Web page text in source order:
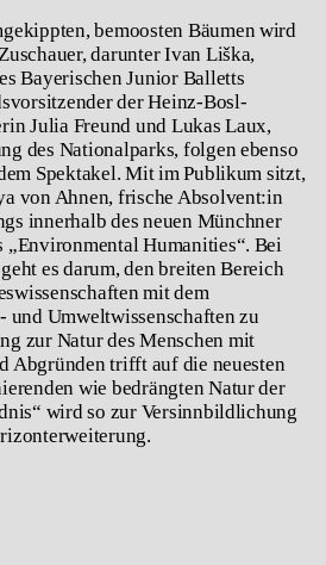
bemoosten Bäumen wird
darunter Ivan Liška,
Bayerischen Junior Balletts
der Heinz-Bosl-
Julia Freund und Lukas Laux,
des Nationalparks, folgen ebenso
Spektakel. Mit im Publikum sitzt,
von Ahnen, frische Absolvent:in
innerhalb des neuen Münchner
Humanities“. Bei
es darum, den breiten Bereich
mit dem
und Umweltwissenschaften zu
zur Natur des Menschen mit
Abgründen trifft auf die neuesten
wie bedrängten Natur der
wird so zur Versinnbildlichung